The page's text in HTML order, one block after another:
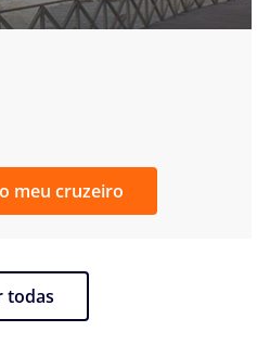
meu cruzeiro
todas